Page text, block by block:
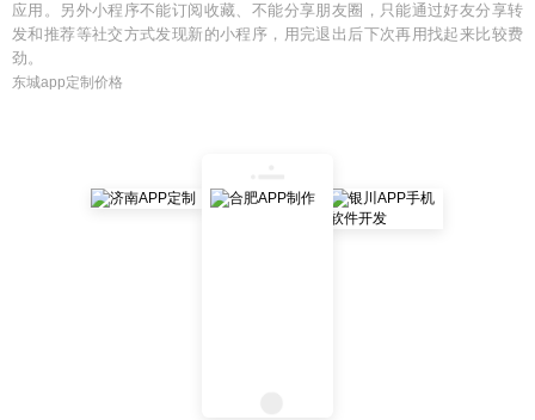
应用。另外小程序不能订阅收藏、不能分享朋友圈，只能通过好友分享转
发和推荐等社交方式发现新的小程序，用完退出后下次再用找起来比较费
劲。
东城app定制价格